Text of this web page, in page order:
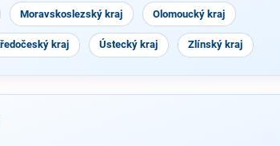
Moravskoslezský kraj Olomoucký kraj
kraj Ústecký kraj Zlínský kraj